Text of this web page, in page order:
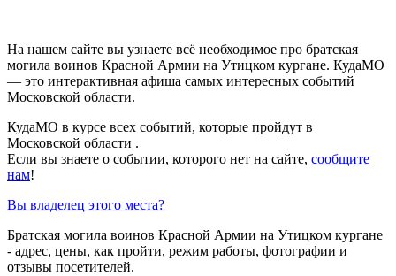
На нашем сайте вы узнаете всё необходимое про братская
могила воинов Красной Армии на Утицком кургане. КудаМО
— это интерактивная афиша самых интересных событий
Московской области.
КудаМО в курсе всех событий, которые пройдут в
Московской области .
Если вы знаете о событии, которого нет на сайте, сообщите
нам!
Вы владелец этого места?
Братская могила воинов Красной Армии на Утицком кургане
- адрес, цены, как пройти, режим работы, фотографии и
отзывы посетителей.